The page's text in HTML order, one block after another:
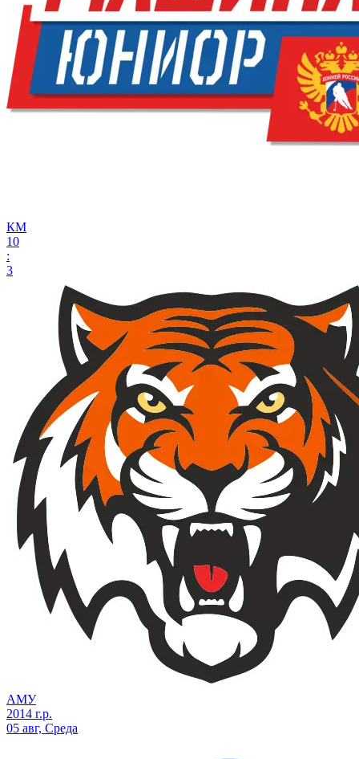
КМ
10
:
3
АМУ
2014 г.р.
05 авг, Среда